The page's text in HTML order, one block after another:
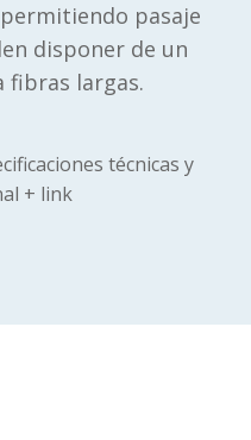
pasaje
disponer de un
fibras largas.
técnicas y
+ link